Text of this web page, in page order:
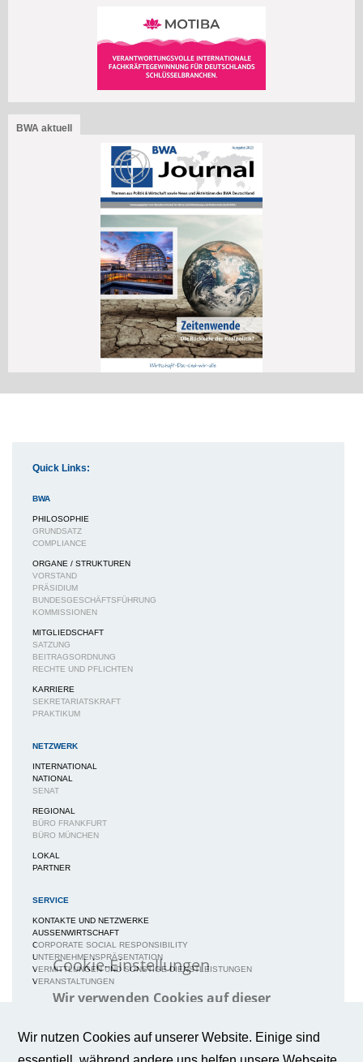
BWA aktuell
Quick Links:
BWA
PHILOSOPHIE
GRUNDSATZ
COMPLIANCE
ORGANE / STRUKTUREN
VORSTAND
PRÄSIDIUM
BUNDESGESCHÄFTSFÜHRUNG
KOMMISSIONEN
MITGLIEDSCHAFT
SATZUNG
BEITRAGSORDNUNG
RECHTE UND PFLICHTEN
KARRIERE
SEKRETARIATSKRAFT
PRAKTIKUM
NETZWERK
INTERNATIONAL
NATIONAL
SENAT
REGIONAL
BÜRO FRANKFURT
BÜRO MÜNCHEN
LOKAL
PARTNER
SERVICE
KONTAKTE UND NETZWERKE
AUSSENWIRTSCHAFT
CORPORATE SOCIAL RESPONSIBILITY
UNTERNEHMENSPRÄSENTATION
VERMITTLUNGEN UND SONSTIGE DIENSTLEISTUNGEN
VERANSTALTUNGEN
NEWS / BERICHTE / ARTIKEL
BROSCHÜREN
Wir nutzen Cookies auf unserer Website. Einige sind
Cookie-Einstellungen
Wir verwenden Cookies auf dieser
Weitere Informationen